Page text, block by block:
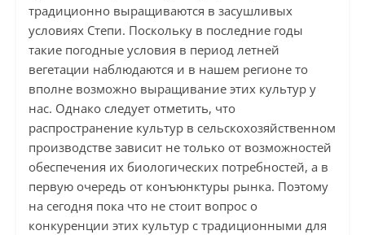
традиционно выращиваются в засушливых
условиях Степи. Поскольку в последние годы
такие погодные условия в период летней
вегетации наблюдаются и в нашем регионе то
вполне возможно выращивание этих культур у
нас. Однако следует отметить, что
распространение культур в сельскохозяйственном
производстве зависит не только от возможностей
обеспечения их биологических потребностей, а в
первую очередь от конъюнктуры рынка. Поэтому
на сегодня пока что не стоит вопрос о
конкуренции этих культур с традиционными для